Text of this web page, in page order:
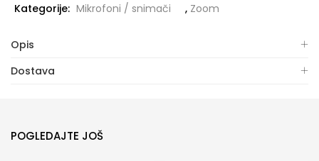
Kategorije: Mikrofoni / snimači , Zoom
Opis
Dostava
POGLEDAJTE JOŠ